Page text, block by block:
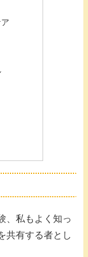
、私もよく知っ
共有する者とし